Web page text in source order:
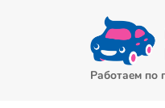
Работаем по